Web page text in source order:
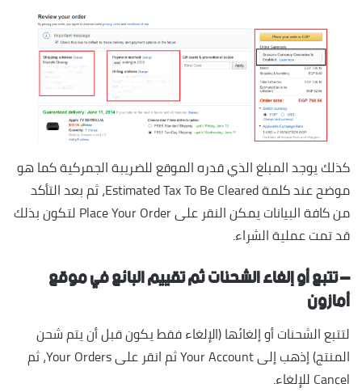
كذلك يوجد المبلغ الذي قدره الموقع للضريبة الجمركية كما هو
موضح عند كلمة Estimated Tax To Be Cleared، ثم بعد التأكد
من كافة البيانات يمكن النقر على Place Your Order لتكون بذلك
قد تمت عملية الشراء.
– تتبع أو إلغاء الشحنات ثم تقييم البائع في موقع
أمازون
لتتبع الشحنات أو إلغائها (الإلغاء فقط يكون قبل أن يتم شحن
المنتج) إذهب إلى Your Account ثم انقر على Your Orders، ثم
Cancel للإلغاء.